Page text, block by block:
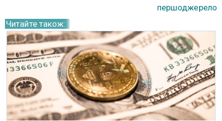
першоджерело
Читайте також: